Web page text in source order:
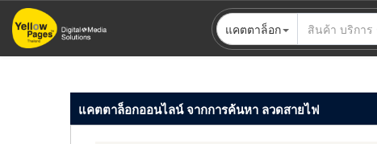
ข้าม
ไป
แคตตาล็อก
แคตตาล็อกออนไลน์ จากการค้นหา ลวดสายไฟ